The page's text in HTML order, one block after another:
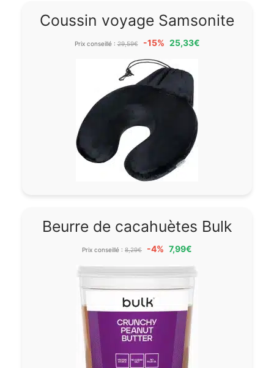
Coussin voyage Samsonite
Prix conseillé :29,59€ -15% 25,33€
Beurre de cacahuètes Bulk
Prix conseillé : 8,29€ -4% 7,99€